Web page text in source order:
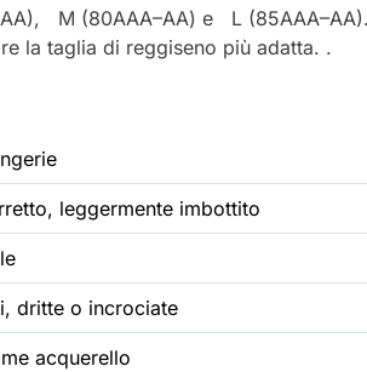
M (80AAA–AA) e L
la taglia di reggiseno più adatta. .
leggermente imbottito
dritte o incrociate
acquerello